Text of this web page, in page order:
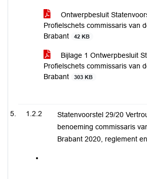
Ontwerpbesluit
Profielschets commissaris van
Brabant
42 KB
Bijlage 1 Ontwerpbesluit
Profielschets commissaris van
Brabant
303 KB
1.2.2
Statenvoorstel 29/20
benoeming commissaris
Brabant 2020, reglement